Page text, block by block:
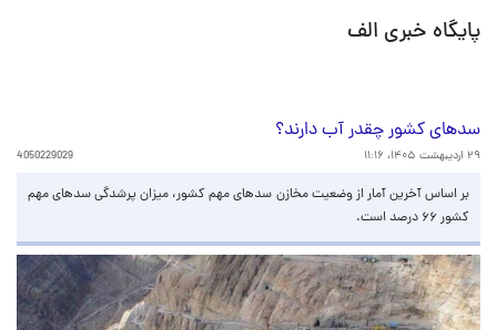
پایگاه خبری الف
سدهای کشور چقدر آب دارند؟
۲۹ اردیبهشت ۱۴۰۵، ۱۱:۱۶ 4050229029
بر اساس آخرین آمار از وضعیت مخازن سدهای مهم کشور، میزان پرشدگی سدهای مهم
کشور ۶۶ درصد است.